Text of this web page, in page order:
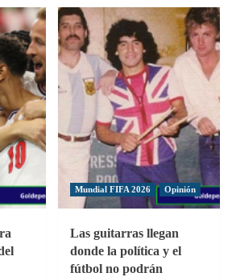
Mundial FIFA 2026 Opinión
Las guitarras llegan
donde la política y el
fútbol no podrán